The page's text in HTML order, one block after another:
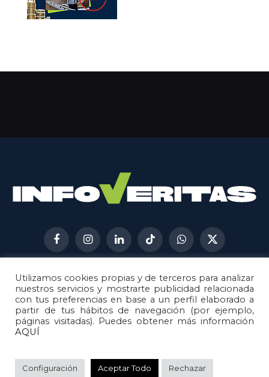
FacebookInstagramLinkedInTikTokWhatsApp
X
(Twitter)
AVISO LEGAL
METODOLOGÍA
POLÍTICA DE COOKIES
POLÍTICA DE CORRECCIONES
© 2026Metech. Todos los derechos reservados.
Utilizamos cookies propias y de terceros para analizar
nuestros servicios y mostrarte publicidad relacionada
con tus preferencias en base a un perfil elaborado a
partir de tus hábitos de navegación (por ejemplo,
páginas visitadas). Puedes obtener más información
AQUÍ
Configuración Aceptar Todo Rechazar